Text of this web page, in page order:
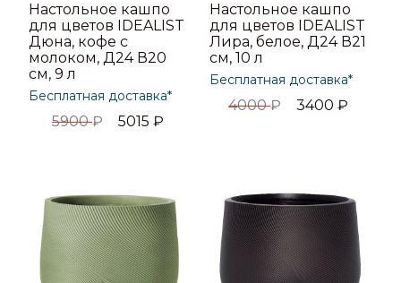
Настольное кашпо
для цветов IDEALIST
Дюна, кофе с
молоком, Д24 В20
см, 9 л
Бесплатная доставка*
5900₽ 5015₽
Настольное кашпо
для цветов IDEALIST
Лира, белое, Д24 В21
см, 10 л
Бесплатная доставка*
4000₽ 3400₽